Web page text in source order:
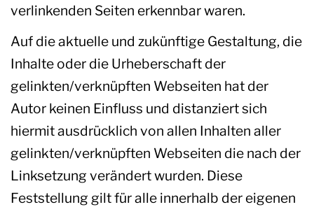
verlinkenden Seiten erkennbar waren.
Auf die aktuelle und zukünftige Gestaltung, die
Inhalte oder die Urheberschaft der
gelinkten/verknüpften Webseiten hat der
Autor keinen Einfluss und distanziert sich
hiermit ausdrücklich von allen Inhalten aller
gelinkten/verknüpften Webseiten die nach der
Linksetzung verändert wurden. Diese
Feststellung gilt für alle innerhalb der eigenen